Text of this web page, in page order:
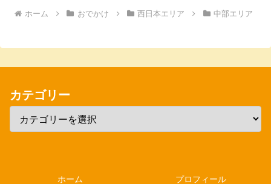
ホーム おでかけ 西日本エリア 中部エリア
カテゴリー
ホーム プロフィール